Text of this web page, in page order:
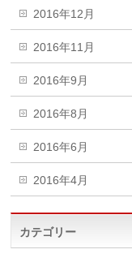
2016年12月
2016年11月
2016年9月
2016年8月
2016年6月
2016年4月
カテゴリー